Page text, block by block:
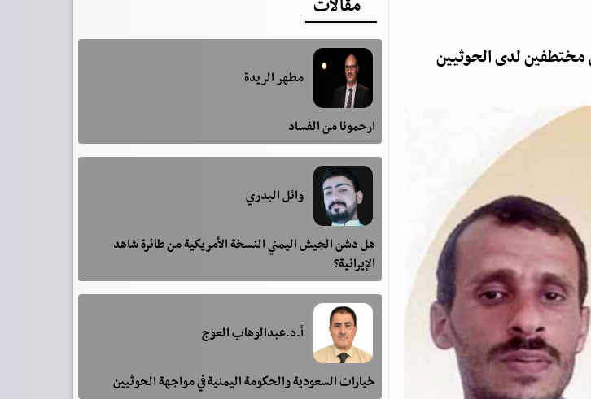
مقالات
مطهر الريدة
ارحمونا من الفساد
وائل البدري
هل دشن الجيش اليمني النسخة الأمريكية من طائرة شاهد
الإيرانية؟
أ.د.عبدالوهاب العوج
خيارات السعودية والحكومة اليمنية في مواجهة الحوثيين